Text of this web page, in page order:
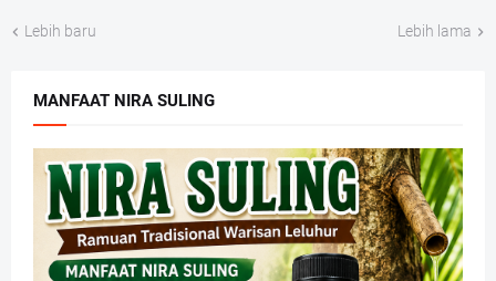
Lebih baru Lebih lama
MANFAAT NIRA SULING